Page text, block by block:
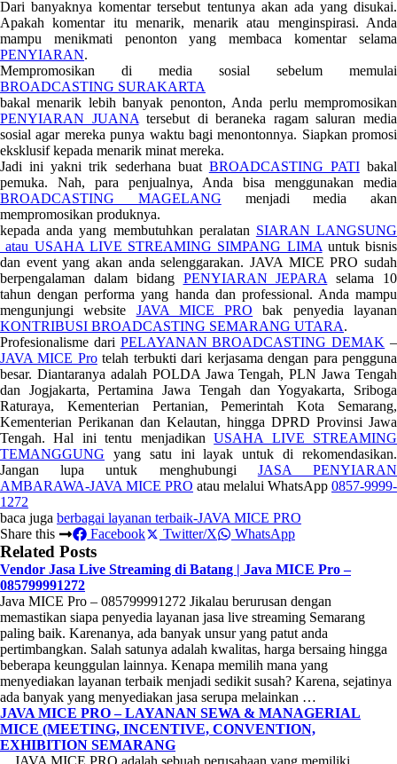
Dari banyaknya komentar tersebut tentunya akan ada yang disukai.
Apakah komentar itu menarik, menarik atau menginspirasi. Anda
mampu menikmati penonton yang membaca komentar selama
PENYIARAN.
Mempromosikan di media sosial sebelum memulai
BROADCASTING SURAKARTA
bakal menarik lebih banyak penonton, Anda perlu mempromosikan
PENYIARAN JUANA tersebut di beraneka ragam saluran media
sosial agar mereka punya waktu bagi menontonnya. Siapkan promosi
eksklusif kepada menarik minat mereka.
Jadi ini yakni trik sederhana buat BROADCASTING PATIbakal
pemuka. Nah, para penjualnya, Anda bisa menggunakan media
BROADCASTING MAGELANG menjadi media akan
mempromosikan produknya.
kepada anda yang membutuhkan peralatan SIARAN LANGSUNG
atau USAHA LIVE STREAMING SIMPANG LIMA untuk bisnis
dan event yang akan anda selenggarakan. JAVA MICE PRO sudah
berpengalaman dalam bidang PENYIARAN JEPARA selama 10
tahun dengan performa yang handa dan professional. Anda mampu
mengunjungi website JAVA MICE PRO bak penyedia layanan
KONTRIBUSI BROADCASTING SEMARANG UTARA.
Profesionalisme dari PELAYANAN BROADCASTING DEMAK –
JAVA MICE Protelah terbukti dari kerjasama dengan para pengguna
besar. Diantaranya adalah POLDA Jawa Tengah, PLN Jawa Tengah
dan Jogjakarta, Pertamina Jawa Tengah dan Yogyakarta, Sriboga
Raturaya, Kementerian Pertanian, Pemerintah Kota Semarang,
Kementerian Perikanan dan Kelautan, hingga DPRD Provinsi Jawa
Tengah. Hal ini tentu menjadikanUSAHA LIVE STREAMING
TEMANGGUNG yang satu ini layak untuk di rekomendasikan.
Jangan lupa untuk menghubungi JASA PENYIARAN
AMBARAWA-JAVA MICE PRO atau melalui WhatsApp 0857-9999-
1272
baca juga berbagai layanan terbaik-JAVA MICE PRO
Share this
Facebook Twitter/X WhatsApp
Related Posts
Vendor Jasa Live Streaming di Batang | Java MICE Pro –
085799991272
Java MICE Pro – 085799991272 Jikalau berurusan dengan
memastikan siapa penyedia layanan jasa live streaming Semarang
paling baik. Karenanya, ada banyak unsur yang patut anda
pertimbangkan. Salah satunya adalah kwalitas, harga bersaing hingga
beberapa keunggulan lainnya. Kenapa memilih mana yang
menyediakan layanan terbaik menjadi sedikit susah? Karena, sejatinya
ada banyak yang menyediakan jasa serupa melainkan …
JAVA MICE PRO – LAYANAN SEWA & MANAGERIAL
MICE (MEETING, INCENTIVE, CONVENTION,
EXHIBITION SEMARANG
JAVA MICE PRO adalah sebuah perusahaan yang memiliki